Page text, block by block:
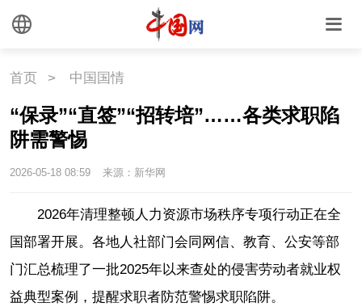
首页 > 中国国情
“保录”“直签”“招转培”……各类求职陷
阱需警惕
2026-05-18 08:59 来源：新华网
2026年清理整顿人力资源市场秩序专项行动正在全
国部署开展。各地人社部门会同网信、教育、公安等部
门汇总梳理了一批2025年以来查处的侵害劳动者就业权
益典型案例，提醒求职者防范警惕求职陷阱。